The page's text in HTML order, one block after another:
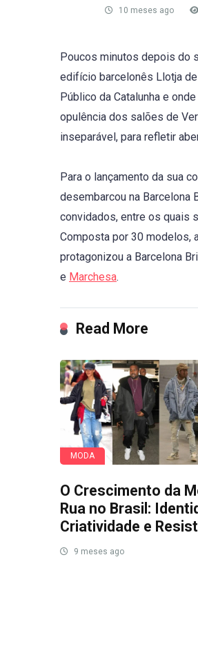
10 meses ago
Poucos minutos depois do
edifício barcelonês Llotja
Público da Catalunha e
opulência dos salões de
inseparável, para refletir
Para o lançamento da sua
desembarcou na Barcelona
convidados, entre os quais
Composta por 30 modelos,
protagonizou a Barcelona
e Marchesa.
Read More
MODA
O Crescimento da
Rua no Brasil:
Criatividade e
9 meses ago